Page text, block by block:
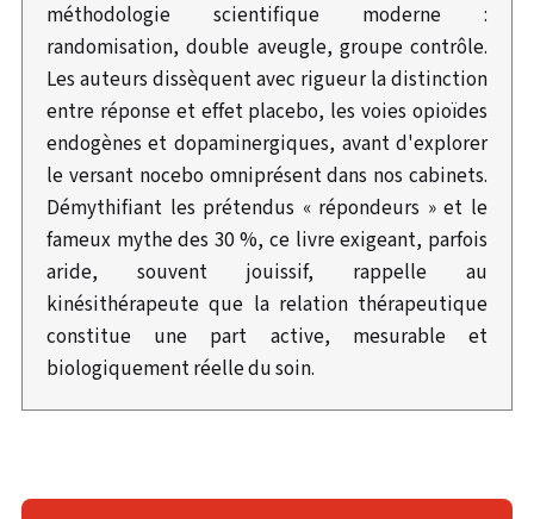
méthodologie scientifique moderne :
randomisation, double aveugle, groupe contrôle.
Les auteurs dissèquent avec rigueur la distinction
entre réponse et effet placebo, les voies opioïdes
endogènes et dopaminergiques, avant d'explorer
le versant nocebo omniprésent dans nos cabinets.
Démythifiant les prétendus « répondeurs » et le
fameux mythe des 30 %, ce livre exigeant, parfois
aride, souvent jouissif, rappelle au
kinésithérapeute que la relation thérapeutique
constitue une part active, mesurable et
biologiquement réelle du soin.